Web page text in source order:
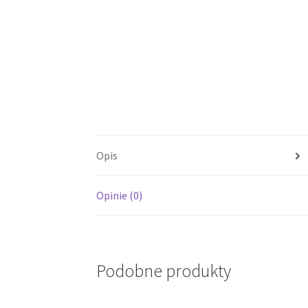
Opis
Opinie (0)
Podobne produkty